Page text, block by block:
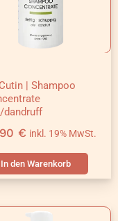
| Shampoo
dandruff
€ inkl. 19% MwSt.
In den Warenkorb